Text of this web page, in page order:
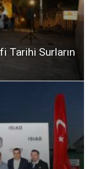
Tarihi Surların